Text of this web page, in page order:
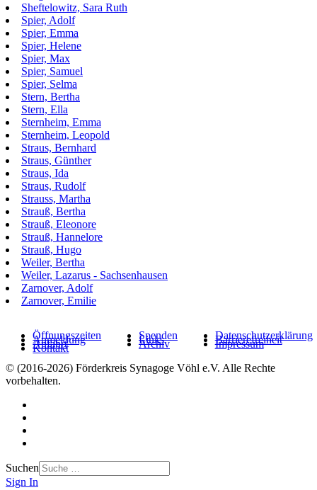
Sheftelowitz, Sara Ruth
Spier, Adolf
Spier, Emma
Spier, Helene
Spier, Max
Spier, Samuel
Spier, Selma
Stern, Bertha
Stern, Ella
Sternheim, Emma
Sternheim, Leopold
Straus, Bernhard
Straus, Günther
Straus, Ida
Straus, Rudolf
Strauss, Martha
Strauß, Bertha
Strauß, Eleonore
Strauß, Hannelore
Strauß, Hugo
Weiler, Bertha
Weiler, Lazarus - Sachsenhausen
Zarnover, Adolf
Zarnover, Emilie
Öffnungszeiten
Anmeldung
Anfahrt
Kontakt
Spenden
Links
Archiv
Datenschutzerklärung
Barrierefreiheit
Impressum
© (2016-2026) Förderkreis Synagoge Vöhl e.V. Alle Rechte
vorbehalten.
Suchen
Sign In